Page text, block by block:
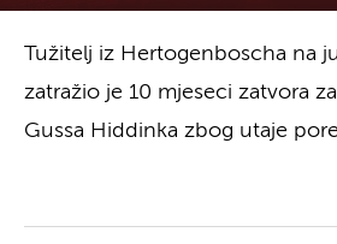
Tužitelj iz Hertogenboscha na
zatražio je 10 mjeseci zatvora
Gussa Hiddinka zbog utaje